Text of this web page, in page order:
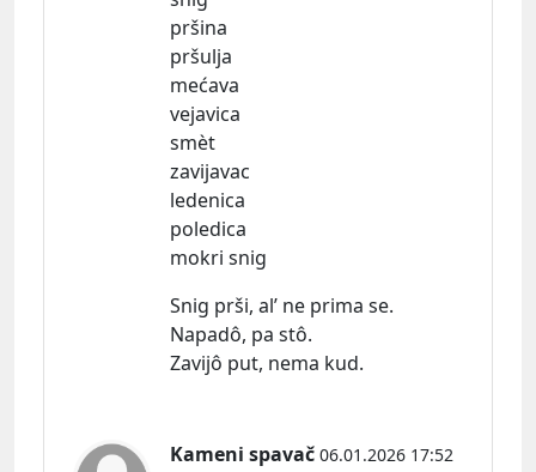
pršina
pršulja
mećava
vejavica
smèt
zavijavac
ledenica
poledica
mokri snig
Snig prši, al’ ne prima se.
Napadô, pa stô.
Zavijô put, nema kud.
Kameni spavač 06.01.2026 17:52